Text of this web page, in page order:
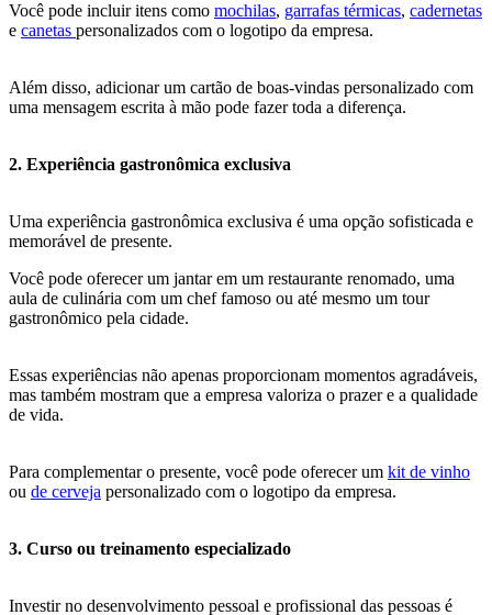
Você pode incluir itens como mochilas, garrafas térmicas, cadernetas
e canetas personalizados com o logotipo da empresa.
Além disso, adicionar um cartão de boas-vindas personalizado com
uma mensagem escrita à mão pode fazer toda a diferença.
2. Experiência gastronômica exclusiva
Uma experiência gastronômica exclusiva é uma opção sofisticada e
memorável de presente.
Você pode oferecer um jantar em um restaurante renomado, uma
aula de culinária com um chef famoso ou até mesmo um tour
gastronômico pela cidade.
Essas experiências não apenas proporcionam momentos agradáveis,
mas também mostram que a empresa valoriza o prazer e a qualidade
de vida.
Para complementar o presente, você pode oferecer um kit de vinho
ou de cerveja personalizado com o logotipo da empresa.
3. Curso ou treinamento especializado
Investir no desenvolvimento pessoal e profissional das pessoas é